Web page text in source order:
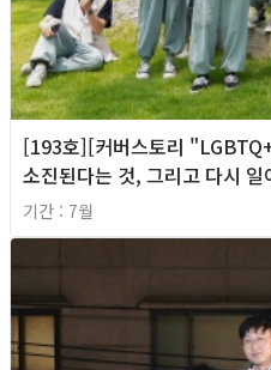
[193호][커버스토리
소진된다는 것, 그리고 다시 일
기간 : 7월